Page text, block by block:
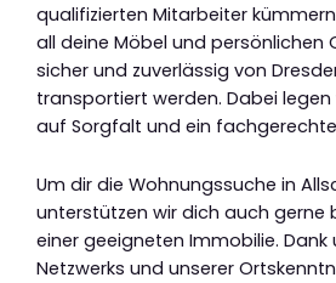
qualifizierten Mitarbeiter
all deine Möbel und persönlichen
sicher und zuverlässig von
transportiert werden. Dabei
auf Sorgfalt und ein
Um dir die Wohnungssuche in
unterstützen wir dich auch gerne
einer geeigneten Immobilie. Dank
Netzwerks und unserer